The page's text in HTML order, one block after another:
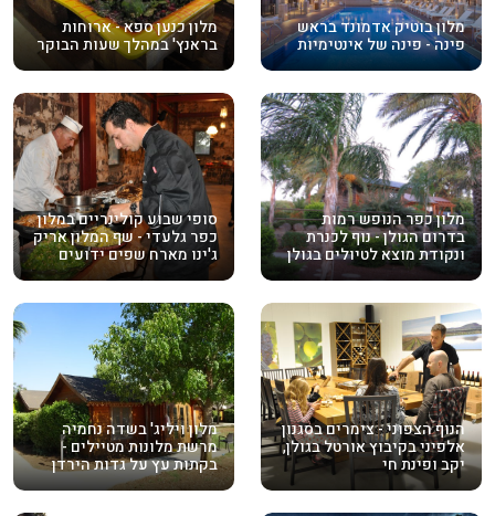
מלון בוטיק אדמונד בראש
פינה - פינה של אינטימיות
מלון כנען ספא - ארוחות
בראנץ' במהלך שעות הבוקר
מלון כפר הנופש רמות
בדרום הגולן - נוף לכנרת
ונקודת מוצא לטיולים בגולן
סופי שבוע קולינריים במלון
כפר גלעדי - שף המלון אריק
ג'ינו מארח שפים ידועים
הנוף הצפוני - צימרים בסגנון
אלפיני בקיבוץ אורטל בגולן,
יקב ופינת חי
מלון ויליג' בשדה נחמיה
מרשת מלונות מטיילים -
בקתות עץ על גדות הירדן